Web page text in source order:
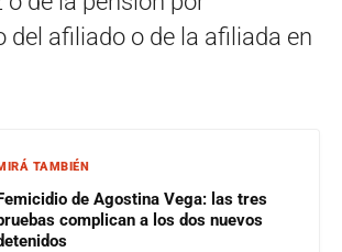
del afiliado o de la afiliada en
TAMBIÉN
de Agostina Vega: las tres
complican a los dos nuevos